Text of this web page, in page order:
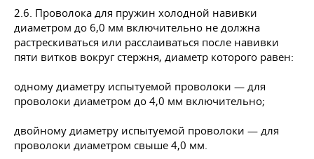
2.6. Проволока для пружин холодной навивки
диаметром до 6,0 мм включительно не должна
растрескиваться или расслаиваться после навивки
пяти витков вокруг стержня, диаметр которого равен:
одному диаметру испытуемой проволоки — для
проволоки диаметром до 4,0 мм включительно;
двойному диаметру испытуемой проволоки — для
проволоки диаметром свыше 4,0 мм.